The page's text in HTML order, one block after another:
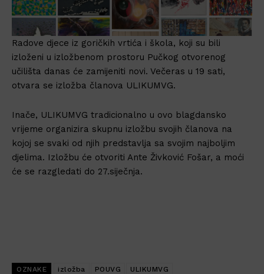
Radove djece iz goričkih vrtića i škola, koji su bili
izloženi u izložbenom prostoru Pučkog otvorenog
učilišta danas će zamijeniti novi. Večeras u 19 sati,
otvara se izložba članova ULIKUMVG.
Inače, ULIKUMVG tradicionalno u ovo blagdansko
vrijeme organizira skupnu izložbu svojih članova na
kojoj se svaki od njih predstavlja sa svojim najboljim
djelima. Izložbu će otvoriti Ante Živković Fošar, a moći
će se razgledati do 27.siječnja.
OZNAKE izložba POUVG ULIKUMVG